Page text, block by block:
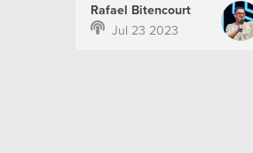
Rafael Bitencourt
Jul 23 2023